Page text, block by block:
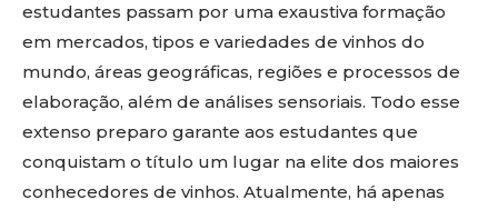
estudantes passam por uma exaustiva formação
em mercados, tipos e variedades de vinhos do
mundo, áreas geográficas, regiões e processos de
elaboração, além de análises sensoriais. Todo esse
extenso preparo garante aos estudantes que
conquistam o título um lugar na elite dos maiores
conhecedores de vinhos. Atualmente, há apenas